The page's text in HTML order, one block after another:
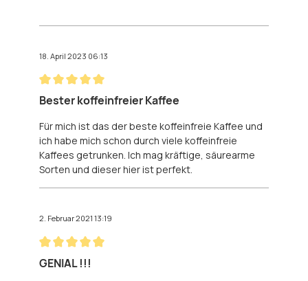
18. April 2023 06:13
Bewertung mit 5 von 5 Sternen
Bester koffeinfreier Kaffee
Für mich ist das der beste koffeinfreie Kaffee und
ich habe mich schon durch viele koffeinfreie
Kaffees getrunken. Ich mag kräftige, säurearme
Sorten und dieser hier ist perfekt.
2. Februar 2021 13:19
Bewertung mit 5 von 5 Sternen
GENIAL !!!